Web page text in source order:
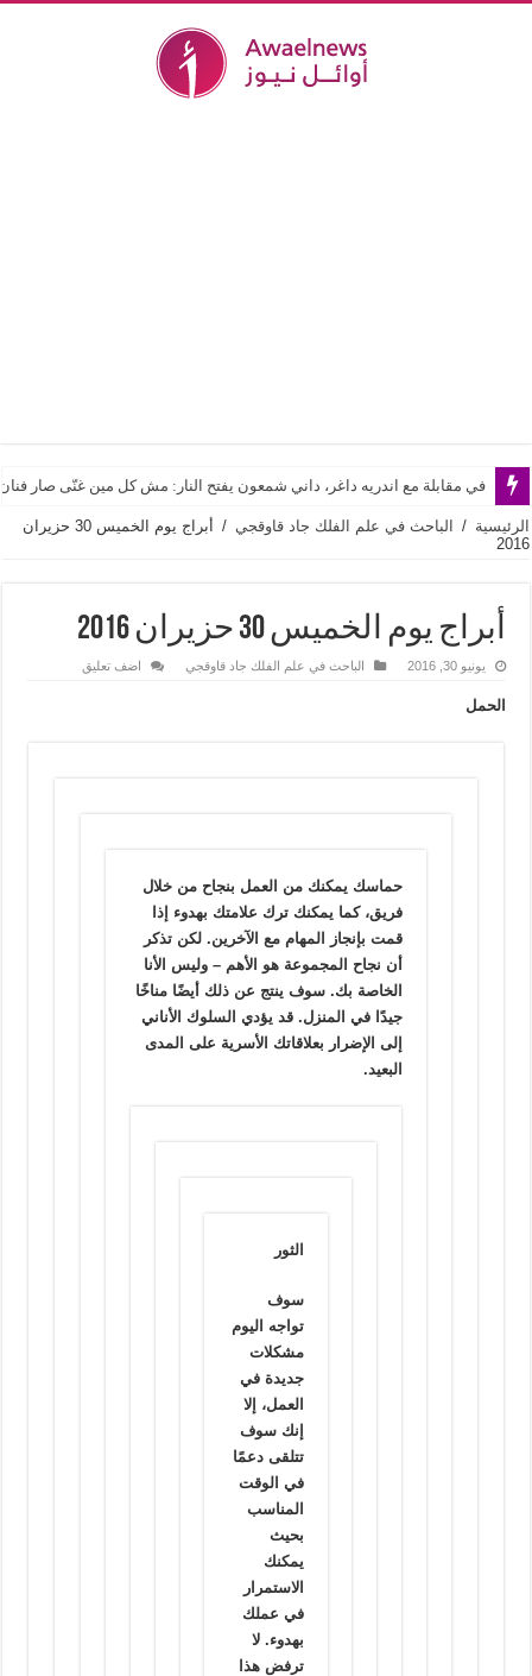
في مقابلة مع اندريه داغر، داني شمعون يفتح النار: مش كل مين غنّى صار
“L’Exotique Botanique”.. أسعد خلف يحوّل الطبيعة الاستوائية إلى قصيدة هوت كوتور
الرئيسية / الباحث في علم الفلك جاد قاوقجي /
أبراج يوم الخميس 30 حزيران
2016
أبراج يوم الخميس 30 حزيران 2016
يونيو 30, 2016 الباحث في علم الفلك جاد قاوقجي اضف تعليق
الحمل
حماسك يمكنك من العمل بنجاح من خلال
فريق، كما يمكنك ترك علامتك بهدوء إذا
قمت بإنجاز المهام مع الآخرين. لكن تذكر
أن نجاح المجموعة هو الأهم – وليس الأنا
الخاصة بك. سوف ينتج عن ذلك أيضًا مناخًا
جيدًا في المنزل. قد يؤدي السلوك الأناني
إلى الإضرار بعلاقاتك الأسرية على المدى
البعيد.
الثور
سوف
تواجه اليوم
مشكلات
جديدة في
العمل، إلا
إنك سوف
تتلقى دعمًا
في الوقت
المناسب
بحيث
يمكنك
الاستمرار
في عملك
بهدوء. لا
ترفض هذا